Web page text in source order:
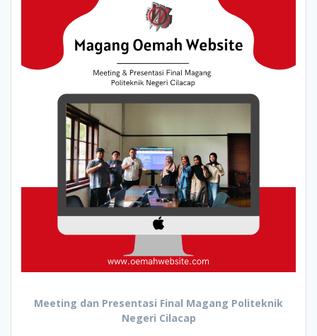
Meeting dan Presentasi Final Magang Politeknik
Negeri Cilacap